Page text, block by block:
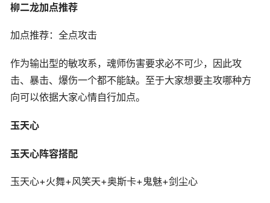
柳二龙加点推荐
加点推荐：全点攻击
作为输出型的敏攻系，魂师伤害要求必不可少，因此攻
击、暴击、爆伤一个都不能缺。至于大家想要主攻哪种方
向可以依据大家心情自行加点。
玉天心
玉天心阵容搭配
玉天心+火舞+风笑天+奥斯卡+鬼魅+剑尘心